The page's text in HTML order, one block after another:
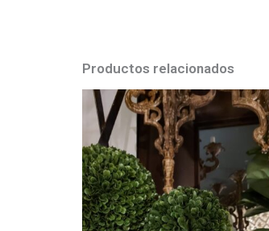
Productos relacionados